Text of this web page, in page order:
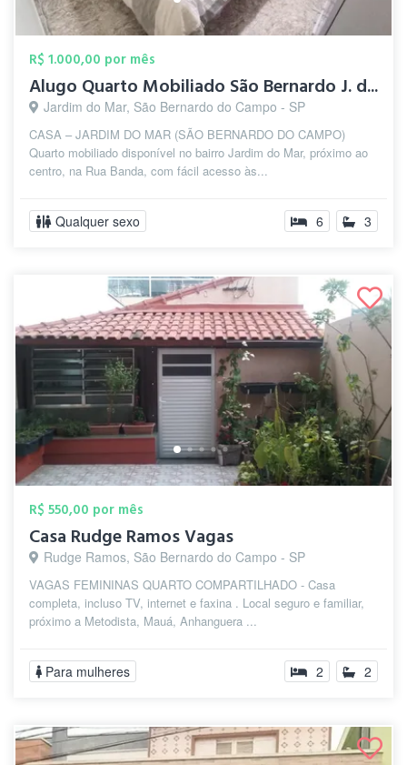
R$ 1.000,00 por mês
Alugo Quarto Mobiliado São Bernardo J. d...
Jardim do Mar, São Bernardo do Campo - SP
CASA – JARDIM DO MAR (SÃO BERNARDO DO CAMPO)
Quarto mobiliado disponível no bairro Jardim do Mar, próximo ao
centro, na Rua Banda, com fácil acesso às...
Qualquer sexo 6 3
R$ 550,00 por mês
Casa Rudge Ramos Vagas
Rudge Ramos, São Bernardo do Campo - SP
VAGAS FEMININAS QUARTO COMPARTILHADO - Casa
completa, incluso TV, internet e faxina . Local seguro e familiar,
próximo a Metodista, Mauá, Anhanguera ...
Para mulheres 2 2